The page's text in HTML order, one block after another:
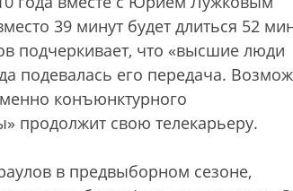
39 минут будет длиться 52
подчеркивает, что «высшие люди
подевалась его передача.
конъюнктурного
продолжит свою телекарьеру.
в предвыборном сезоне,